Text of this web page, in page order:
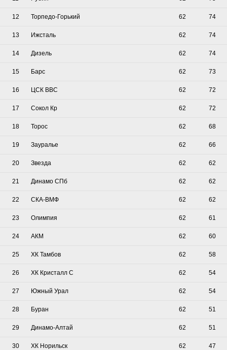
12 Торпедо-Горький 62 74
13 Ижсталь 62 74
14 Дизель 62 74
15 Барс 62 73
16 ЦСК ВВС 62 72
17 Сокол Кр 62 72
18 Торос 62 68
19 Зауралье 62 66
20 Звезда 62 62
21 Динамо СПб 62 62
22 СКА-ВМФ 62 62
23 Олимпия 62 61
24 АКМ 62 60
25 ХК Тамбов 62 58
26 ХК Кристалл С 62 54
27 Южный Урал 62 54
28 Буран 62 51
29 Динамо-Алтай 62 51
30 ХК Норильск 62 47